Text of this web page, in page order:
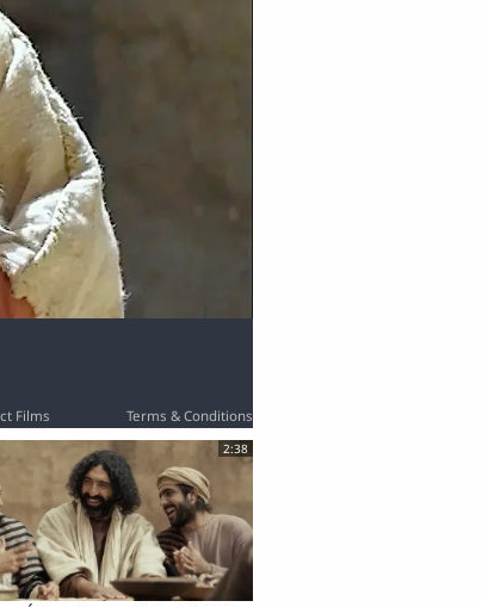
Films Terms & Conditions
2:38